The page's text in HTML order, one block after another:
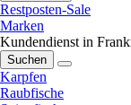
Restposten-Sale
Marken
Kundendienst in
Suchen
Karpfen
Raubfische